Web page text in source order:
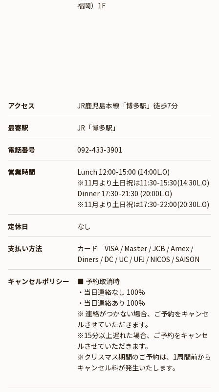
福岡）1F
アクセス JR鹿児島本線「博多駅」徒歩7分
最寄駅 JR「博多駅」
電話番号 092-433-3901
営業時間
Lunch 12:00-15:00 (14:00L.O)
※11月より土日祝は11:30-15:30(14:30L.O)
Dinner 17:30-21:30 (20:00L.O)
※11月より土日祝は17:30-22:00(20:30L.O)
定休日 なし
支払い方法
カード VISA / Master / JCB / Amex /
Diners / DC / UC / UFJ / NICOS / SAISON
キャンセルポリシー
■ 予約取消時
・当日連絡なし 100%
・当日連絡あり 100%
※ 連絡がつかない場合、ご予約をキャンセ
ルさせていただきます。
※15分以上遅れた場合、ご予約をキャンセ
ルさせていただきます。
※クリスマス期間のご予約は、1周間前から
キャンセル料が発生いたします。